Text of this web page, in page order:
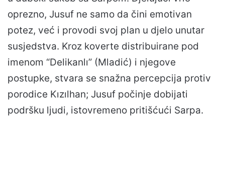
oprezno, Jusuf ne samo da čini emotivan
potez, već i provodi svoj plan u djelo unutar
susjedstva. Kroz koverte distribuirane pod
imenom “Delikanlı” (Mladić) i njegove
postupke, stvara se snažna percepcija protiv
porodice Kızılhan; Jusuf počinje dobijati
podršku ljudi, istovremeno pritišćući Sarpa.